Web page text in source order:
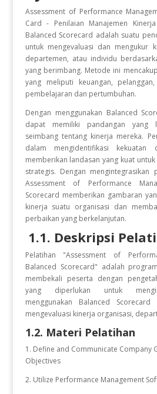
Assessment of Performance
Card - Penilaian Manajemen
Balanced Scorecard adalah suatu
untuk mengevaluasi dan mengukur
departemen, atau individu
yang berimbang. Metode ini
yang meliputi keuangan,
pembelajaran dan pertumbuhan.
Dengan menggunakan Balanced
dapat memiliki pandangan yang
seimbang tentang kinerja mereka.
dalam mengidentifikasi kekuatan
memberikan landasan yang kuat
strategis. Dengan mengintegrasikan
Assessment of Performance
Scorecard memberikan gambaran
kinerja suatu organisasi dan
perbaikan yang berkelanjutan.
1.1. Deskripsi
Pelatihan "Assessment of
Balanced Scorecard" adalah
membekali peserta dengan
yang diperlukan untuk
menggunakan Balanced
mengevaluasi kinerja organisasi,
1.2. Materi Pelatihan
1. Define and Communicate Company
Objectives
2. Utilize Performance Management